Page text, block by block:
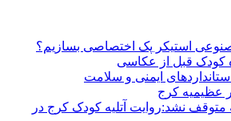
استیکر پک اختصاصی بسازیم؟
کودک قبل از عکاسی
ایمنی و سلامت
عظیمیه کرج
متوقف نشد:روایت آتلیه کودک کرج در